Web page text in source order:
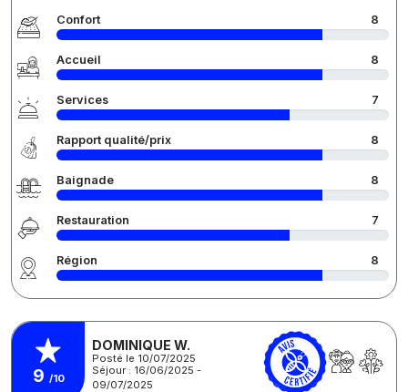
Confort 8
Accueil 8
Services 7
Rapport qualité/prix 8
Baignade 8
Restauration 7
Région 8
9 /10
DOMINIQUE W.
Posté le 10/07/2025
Séjour : 16/06/2025 -
09/07/2025